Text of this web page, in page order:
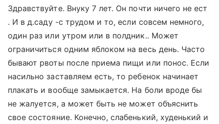
Здравствуйте. Внуку 7 лет. Он почти ничего не ест
. И в д.саду -с трудом и то, если совсем немного,
один раз или утром или в полдник.. Может
ограничиться одним яблоком на весь день. Часто
бывают рвоты после приема пищи или понос. Если
насильно заставляем есть, то ребенок начинает
плакать и вообще замыкается. На боли вроде бы
не жалуется, а может быть не может объяснить
свое состояние. Конечно, слабенький, худенький и